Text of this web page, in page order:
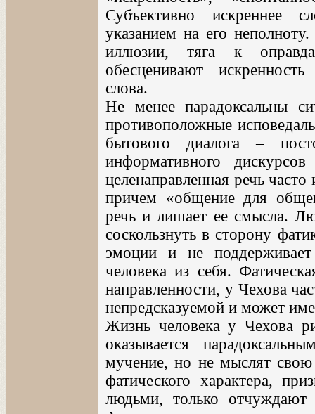
Субъективно искреннее
указанием на его
иллюзии, тяга к
обесценивают
слова.
Не менее парадоксальны
противоположные
бытового диалога –
информативного
целенаправленная речь
причем «общение для
речь и лишает ее смысла.
соскользнуть в сторону
эмоции и не
человека из себя.
направленности, у Чехова
непредсказуемой и может
Жизнь человека у Чехова
оказывается
мучение, но не мыслят
фатического характера,
людьми, только